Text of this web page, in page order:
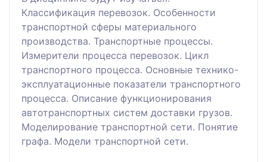
Классификация перевозок. Особенности
транспортной сферы материального
производства. Транспортные процессы.
Измерители процесса перевозок. Цикл
транспортного процесса. Основные технико-
эксплуатационные показатели транспортного
процесса. Описание функционирования
автотранспортных систем доставки грузов.
Моделирование транспортной сети. Понятие
графа. Модели транспортной сети.